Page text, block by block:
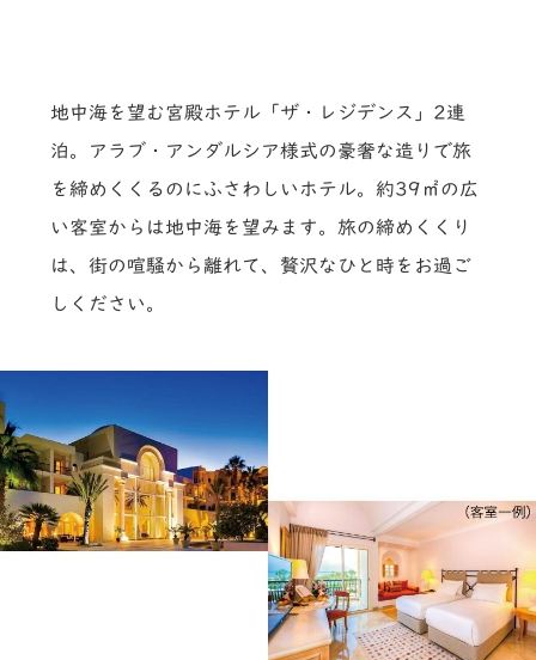
地中海を望む宮殿ホテル「ザ・レジデンス」2連
泊。アラブ・アンダルシア様式の豪奢な造りで旅
を締めくくるのにふさわしいホテル。約39㎡の広
い客室からは地中海を望みます。旅の締めくくり
は、街の喧騒から離れて、贅沢なひと時をお過ご
しください。